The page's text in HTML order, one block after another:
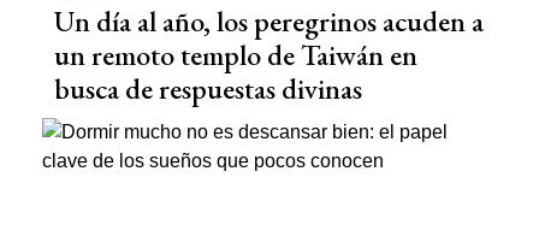
Un día al año, los peregrinos acuden a
un remoto templo de Taiwán en
busca de respuestas divinas